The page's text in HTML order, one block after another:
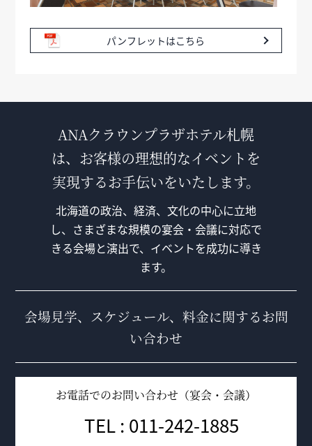
パンフレットはこちら
ANAクラウンプラザホテル札幌
は、お客様の理想的なイベントを
実現するお手伝いをいたします。
北海道の政治、経済、文化の中心に立地
し、さまざまな規模の宴会・会議に対応で
きる会場と演出で、イベントを成功に導き
ます。
会場見学、スケジュール、料金に関するお問
い合わせ
お電話でのお問い合わせ（宴会・会議）
TEL : 011-242-1885